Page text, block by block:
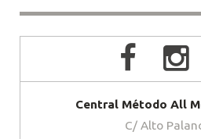
Central Método All
C/ Alto